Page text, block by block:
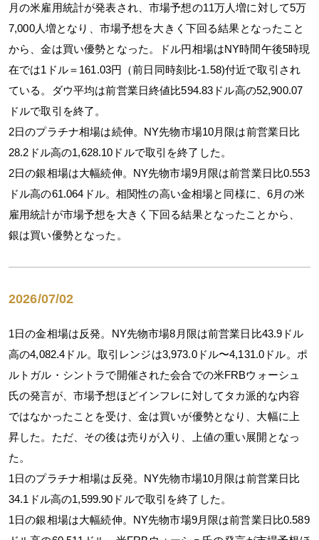
月の米雇用統計が発表され、市場予想の11万人増に対して5万
7,000人増となり、市場予想を大きく下回る結果となったこと
から、金は買い優勢となった。ドル円相場はNY時間午後5時現
在では1ドル＝161.03円（前日同時刻比-1.58)付近で取引され
ている。ダウ平均は前営業日終値比594.83ドル高の52,900.07
ドルで取引を終了。
2日のプラチナ相場は続伸。NY先物市場10月限は前営業日比
28.2ドル高の1,628.10ドルで取引を終了した。
2日の銀相場は大幅続伸。NY先物市場9月限は前営業日比0.553
ドル高の61.064ドル。相関性の高い金相場と同様に、6月の米
雇用統計が市場予想を大きく下回る結果となったことから、
銀は買い優勢となった。
2026/07/02
1日の金相場は反発。NY先物市場8月限は前営業日比43.9ドル
高の4,082.4ドル。取引レンジは3,973.0ドル〜4,131.0ドル。ポ
ルトガル・シントラで開催された会合での米FRBウォーシュ
氏の発言が、市場予想ほどインフレに対してタカ派的な内容
ではなかったことを受け、金は買いが優勢となり、大幅に上
昇した。ただ、その後は売りが入り、上値の重い展開となっ
た。
1日のプラチナ相場は反発。NY先物市場10月限は前営業日比
34.1ドル高の1,599.90ドルで取引を終了した。
1日の銀相場は大幅続伸。NY先物市場9月限は前営業日比0.589